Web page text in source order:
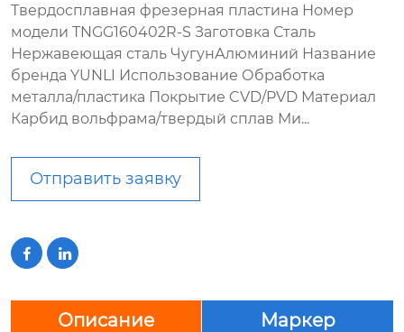
Твердосплавная фрезерная пластина Номер
модели TNGG160402R-S Заготовка Сталь
Нержавеющая сталь ЧугунАлюминий Название
бренда YUNLI Использование Обработка
металла/пластика Покрытие CVD/PVD Материал
Карбид вольфрама/твердый сплав Ми...
Отправить заявку
 
Описание Маркер